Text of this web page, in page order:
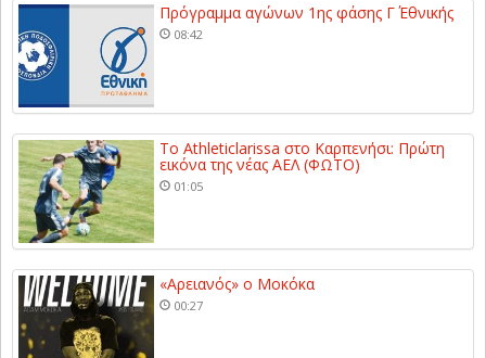
Πρόγραμμα αγώνων 1ης φάσης Γ΄ Εθνικής
08:42
Το Athleticlarissa στο Καρπενήσι: Πρώτη
εικόνα της νέας ΑΕΛ (ΦΩΤΟ)
01:05
«Αρειανός» ο Μοκόκα
00:27